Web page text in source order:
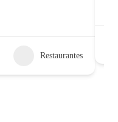
Restaurantes